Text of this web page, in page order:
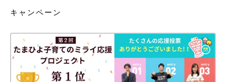
キャンペーン